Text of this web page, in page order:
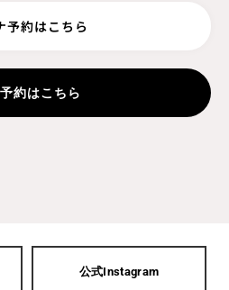
予約はこちら
約はこちら
公式Instagram